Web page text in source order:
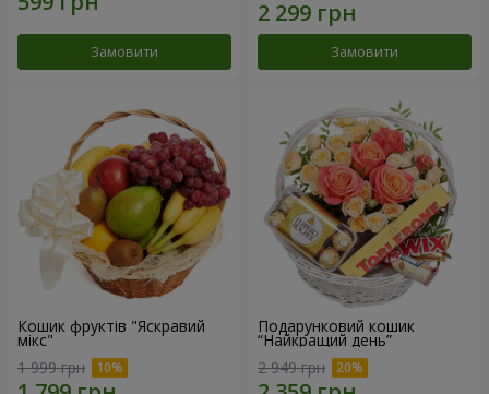
Замовити Замовити
Кошик фруктів "Яскравий
мікс"
1 999 грн
Подарунковий кошик
“Найкращий день”
2 949 грн